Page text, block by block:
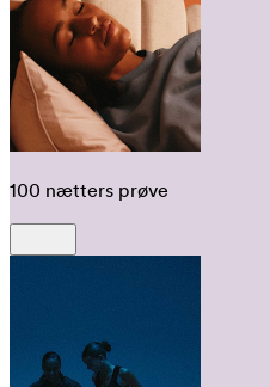
100 nætters prøve